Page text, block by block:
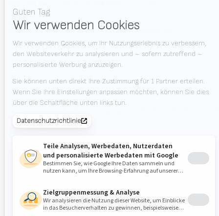
Newsletter
Abonnieren Sie unseren Newsletter und wir informieren Sie.
© 2026
Valk
Group
Disclaimer Privacy